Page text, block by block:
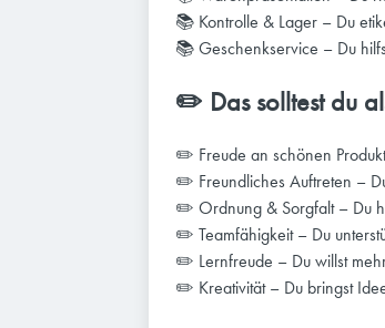
📚 Kontrolle & Lager – Du
📚 Geschenkservice – Du
✏️ Das solltest du
✏️ Freude an schönen
✏️ Freundliches Auftreten –
✏️ Ordnung & Sorgfalt – Du
✏️ Teamfähigkeit – Du
✏️ Lernfreude – Du willst
✏️ Kreativität – Du bringst